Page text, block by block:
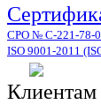
СРО № С-221-78-
ISO 9001-2011
Клиентам